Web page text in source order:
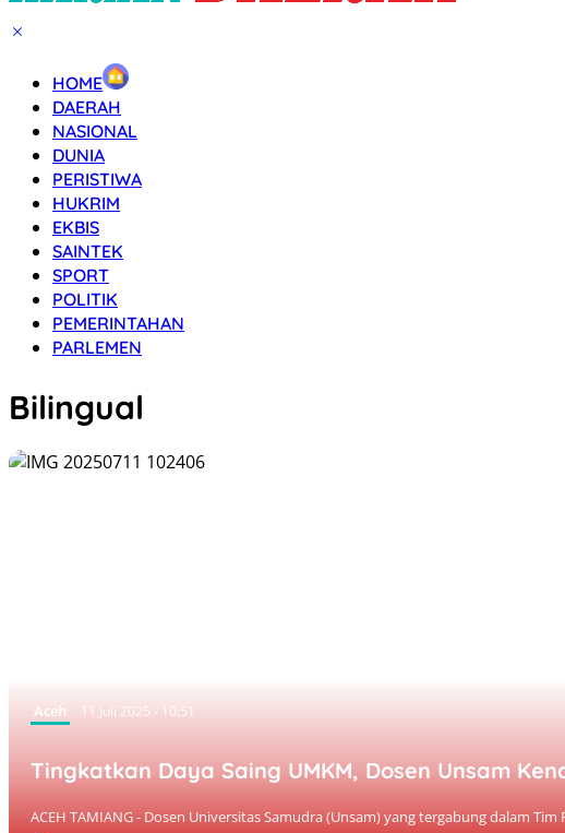
HOME
DAERAH
NASIONAL
DUNIA
PERISTIWA
HUKRIM
EKBIS
SAINTEK
SPORT
POLITIK
PEMERINTAHAN
PARLEMEN
Bilingual
Aceh 11 Juli 2025 - 10:51
Tingkatkan Daya Saing UMKM, Dosen Unsam
ACEH TAMIANG - Dosen Universitas Samudra (Unsam) yang tergabung dalam